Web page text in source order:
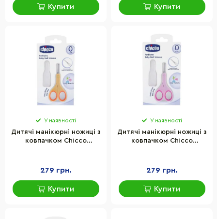
Купити Купити
У наявності
Дитячі манікюрні ножиці з
ковпачком Chicco
279 грн.
Купити
У наявності
Дитячі манікюрні ножиці з
ковпачком Chicco
279 грн.
Купити